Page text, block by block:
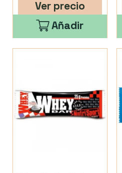
Ver precio
Añadir